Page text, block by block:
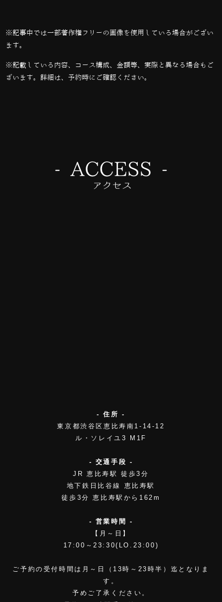
※記事中では一部著作権フリーの画像を使用している場合がござい
ます。
※記載している内容、コース構成、金額等、実際と異なる場合もご
ざいます。詳細は、予約時にご確認ください。
- 住所 -
東京都渋谷区恵比寿南1-14-12
ル・ソレイユ3 M1F
- 交通手段 -
JR 恵比寿駅 徒歩3分
地下鉄日比谷線 恵比寿駅
徒歩3分 恵比寿駅から162m
- 営業時間 -
【月～日】
17:00～23:30(LO.23:00)
ご予約の受付時間は月～日（13時～23時半）迄となりま
す。
予めご了承ください。